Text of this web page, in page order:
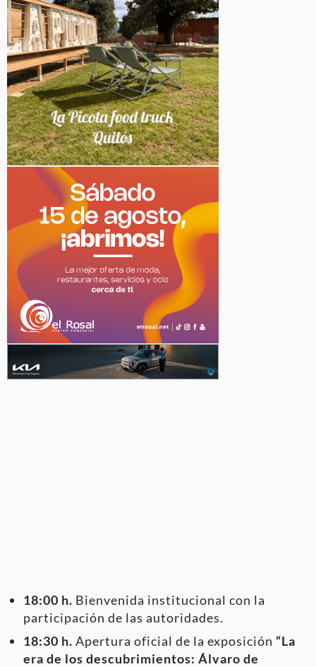
18:00 h. Bienvenida institucional con la
participación de las autoridades.
18:30 h. Apertura oficial de la exposición “La
era de los descubrimientos: Álvaro de